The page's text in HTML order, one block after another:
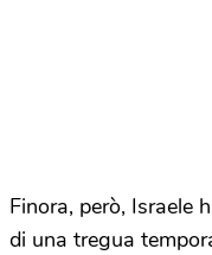
Finora, però, Israele
di una tregua